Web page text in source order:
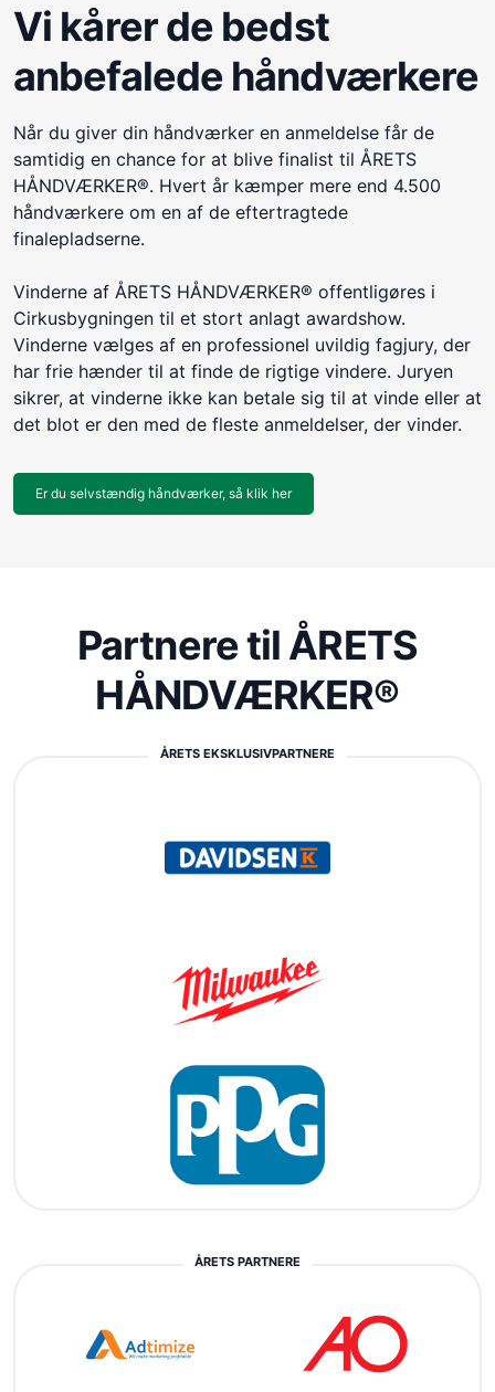
Vi kårer de bedst
anbefalede håndværkere
Når du giver din håndværker en anmeldelse får de
samtidig en chance for at blive finalist til ÅRETS
HÅNDVÆRKER®. Hvert år kæmper mere end 4.500
håndværkere om en af de eftertragtede
finalepladserne.
Vinderne af ÅRETS HÅNDVÆRKER® offentligøres i
Cirkusbygningen til et stort anlagt awardshow.
Vinderne vælges af en professionel uvildig fagjury, der
har frie hænder til at finde de rigtige vindere. Juryen
sikrer, at vinderne ikke kan betale sig til at vinde eller at
det blot er den med de fleste anmeldelser, der vinder.
Er du selvstændig håndværker, så klik her
Partnere til ÅRETS
HÅNDVÆRKER®
ÅRETS EKSKLUSIVPARTNERE
ÅRETS PARTNERE